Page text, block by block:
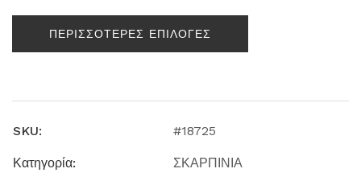
ΠΕΡΙΣΣΟΤΕΡΕΣ ΕΠΙΛΟΓΕΣ
SKU: #18725
Κατηγορία: ΣΚΑΡΠΙΝΙΑ